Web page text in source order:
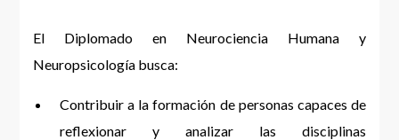
El Diplomado en Neurociencia Humana y
Neuropsicología busca:
Contribuir a la formación de personas capaces de
reflexionar y analizar las disciplinas